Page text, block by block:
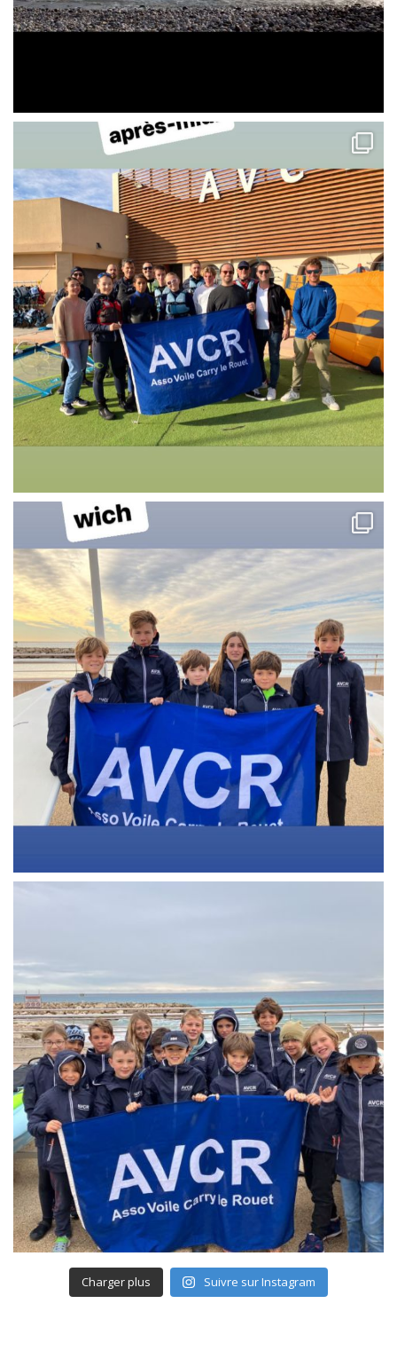
Charger plus Suivre sur Instagram